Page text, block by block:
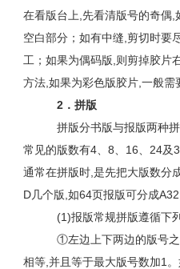
在看版台上,先看清版号的奇偶
空白部分；如有中缝,剪切时要
工；如果为偶码版,则剪掉胶片
方法,如果为彩色版胶片,一般需
2．拼版
拼版分书版与报版两种
常见的版数有4、8、16、24及
通常在拼版时,是先把大版数分
D几个版,如64页报版可分成
(1)报版常规拼版遵循下
①左边上下两边的版号之
相等,并且等于最大版号数加1